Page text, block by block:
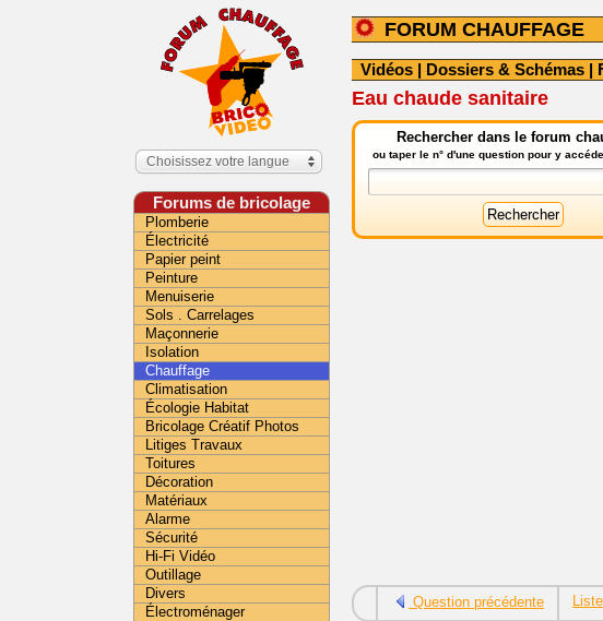
FORUM CHAUFFAGE
Vidéos | Dossiers & Schémas |
Eau chaude sanitaire
Rechercher dans le forum
ou taper le n° d'une question pour y
Question précédente
Choisissez votre langue
Forums de bricolage
Plomberie
Électricité
Papier peint
Peinture
Menuiserie
Sols . Carrelages
Maçonnerie
Isolation
Chauffage
Climatisation
Écologie Habitat
Bricolage Créatif Photos
Litiges Travaux
Toitures
Décoration
Matériaux
Alarme
Sécurité
Hi-Fi Vidéo
Outillage
Divers
Électroménager